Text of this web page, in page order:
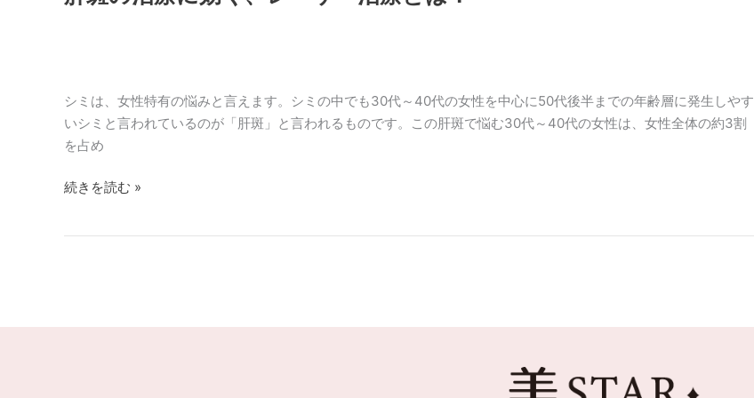
シミは、女性特有の悩みと言えます。シミの中でも30代～40代の女性を中心に50代後半までの年齢層に発生しやす
いシミと言われているのが「肝斑」と言われるものです。この肝斑で悩む30代～40代の女性は、女性全体の約3割
を占め
続きを読む »